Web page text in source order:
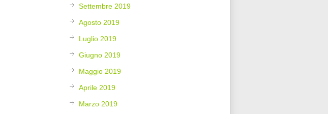
Settembre 2019
Agosto 2019
Luglio 2019
Giugno 2019
Maggio 2019
Aprile 2019
Marzo 2019